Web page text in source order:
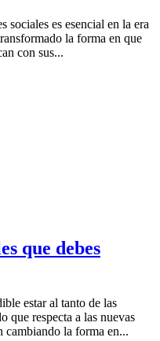
sociales es esencial en la era
la forma en que
con sus...
que debes
estar al tanto de las
que respecta a las nuevas
cambiando la forma en...